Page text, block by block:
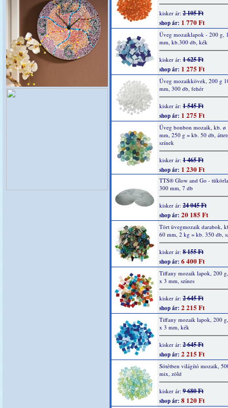
kisker ár: 2 105 Ft
shop ár: 1 770 Ft
Üveg mozaiklapok - 200 g,
mm, kb.300 db, kék
kisker ár: 1 625 Ft
shop ár: 1 275 Ft
Üveg mozaikkövek, 200 g
mm, 300 db, fehér
kisker ár: 1 545 Ft
shop ár: 1 275 Ft
Üveg bonbon mozaik, kb. ø
mm, 250 g = kb. 50 db,
színek
kisker ár: 1 465 Ft
shop ár: 1 230 Ft
TTS® Glow and Go -
300 mm, 7 db
kisker ár: 24 045 Ft
shop ár: 20 185 Ft
Tört üvegmozaik darabok,
60 mm, 2 kg = kb. 350 db,
kisker ár: 8 155 Ft
shop ár: 6 400 Ft
Tiffany mozaik lapok, 200
x 3 mm, színes
kisker ár: 2 645 Ft
shop ár: 2 215 Ft
Tiffany mozaik lapok, 200
x 3 mm, kék
kisker ár: 2 645 Ft
shop ár: 2 215 Ft
Sötétben világító mozaik,
mix, zöld
kisker ár: 9 680 Ft
shop ár: 8 120 Ft